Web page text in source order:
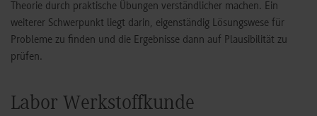
Theorie durch praktische Übungen verständlicher machen. Ein
weiterer Schwerpunkt liegt darin, eigenständig Lösungswese für
Probleme zu finden und die Ergebnisse dann auf Plausibilität zu
prüfen.
Labor Werkstoffkunde